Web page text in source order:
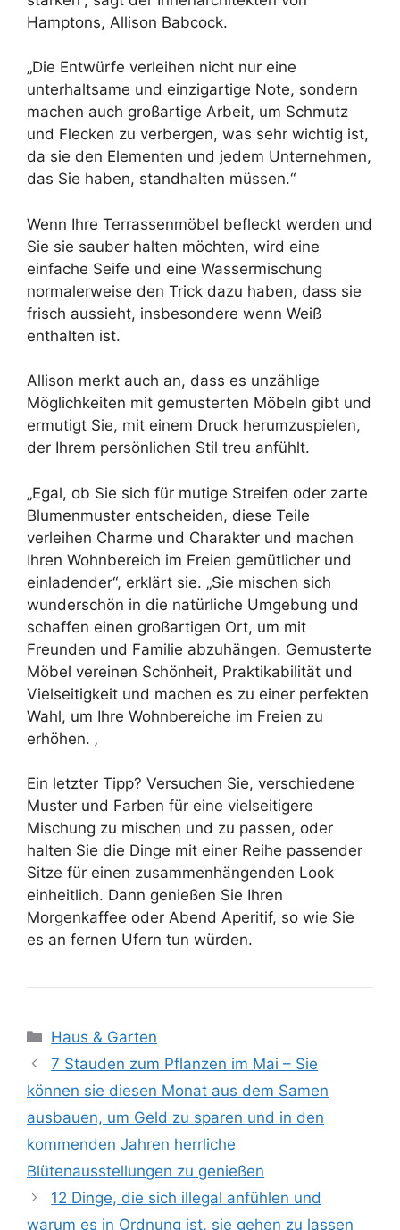
Hamptons, Allison Babcock.
„Die Entwürfe verleihen nicht nur eine
unterhaltsame und einzigartige Note, sondern
machen auch großartige Arbeit, um Schmutz
und Flecken zu verbergen, was sehr wichtig ist,
da sie den Elementen und jedem Unternehmen,
das Sie haben, standhalten müssen.“
Wenn Ihre Terrassenmöbel befleckt werden und
Sie sie sauber halten möchten, wird eine
einfache Seife und eine Wassermischung
normalerweise den Trick dazu haben, dass sie
frisch aussieht, insbesondere wenn Weiß
enthalten ist.
Allison merkt auch an, dass es unzählige
Möglichkeiten mit gemusterten Möbeln gibt und
ermutigt Sie, mit einem Druck herumzuspielen,
der Ihrem persönlichen Stil treu anfühlt.
„Egal, ob Sie sich für mutige Streifen oder zarte
Blumenmuster entscheiden, diese Teile
verleihen Charme und Charakter und machen
Ihren Wohnbereich im Freien gemütlicher und
einladender“, erklärt sie. „Sie mischen sich
wunderschön in die natürliche Umgebung und
schaffen einen großartigen Ort, um mit
Freunden und Familie abzuhängen. Gemusterte
Möbel vereinen Schönheit, Praktikabilität und
Vielseitigkeit und machen es zu einer perfekten
Wahl, um Ihre Wohnbereiche im Freien zu
erhöhen. ‚
Ein letzter Tipp? Versuchen Sie, verschiedene
Muster und Farben für eine vielseitigere
Mischung zu mischen und zu passen, oder
halten Sie die Dinge mit einer Reihe passender
Sitze für einen zusammenhängenden Look
einheitlich. Dann genießen Sie Ihren
Morgenkaffee oder Abend Aperitif, so wie Sie
es an fernen Ufern tun würden.
Kategorien
Haus & Garten
7 Stauden zum Pflanzen im Mai – Sie
können sie diesen Monat aus dem Samen
ausbauen, um Geld zu sparen und in den
kommenden Jahren herrliche
Blütenausstellungen zu genießen
12 Dinge, die sich illegal anfühlen und
warum es in Ordnung ist, sie gehen zu lassen